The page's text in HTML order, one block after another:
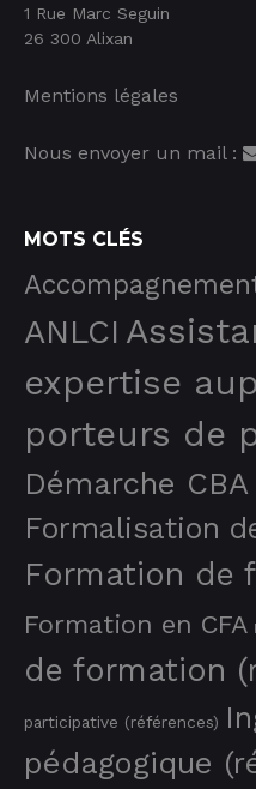
1 Rue Marc Seguin
26 300 Alixan
Mentions légales
Nous envoyer un mail :
MOTS CLÉS
ANLCI
expertise
porteurs de
Démarche CBA
Formalisation
Formation de
Formation en CFA
de formation
participative (références)
pédagogique